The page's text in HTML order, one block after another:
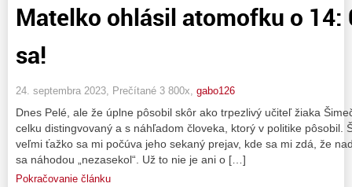
Matelko ohlásil atomofku o
sa!
24. septembra 2023, Prečítané 3 800x, gabo126
Dnes Pelé, ale že úplne pôsobil skôr ako trpezlivý učiteľ žiaka
celku distingvovaný a s náhľadom človeka, ktorý v politike pôsobil.
veľmi ťažko sa mi počúva jeho sekaný prejav, kde sa mi zdá, že
sa náhodou „nezasekol“. Už to nie je ani o […]
Pokračovanie článku